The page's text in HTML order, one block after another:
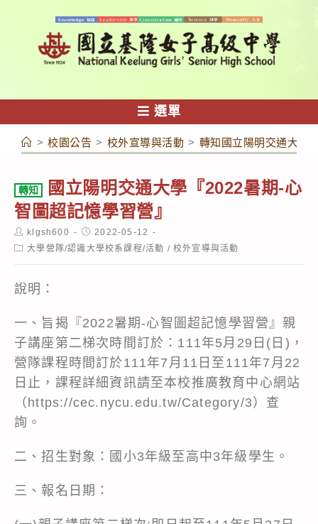
容
選單
> 校園公告 > 校外宣導與活動 > 轉知國立陽明交通大學
轉知
國立陽明交通大學『2022暑期-心
智圖超記憶學習營』
Post
author:
klgsh600
Post
published:
2022-05-12
Post大學營隊/認識大學校系課程/活動 / 校外宣導與活動
說明：
一、旨揭『2022暑期-心智圖超記憶學習營』親
子講座第二梯次時間訂於：111年5月29日(日)，
營隊課程時間訂於111年7月11日至111年7月22
日止，課程詳細資訊請至本校推廣教育中心網站
（https://cec.nycu.edu.tw/Category/3）查
詢。
二、招生對象：國小3年級至高中3年級學生。
三、報名日期：